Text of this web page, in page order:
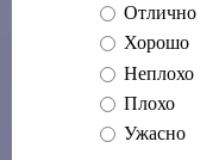
Отлично
Хорошо
Неплохо
Плохо
Ужасно